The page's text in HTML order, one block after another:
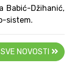
Babić-Džihanić,
sistem.
NOVOSTI